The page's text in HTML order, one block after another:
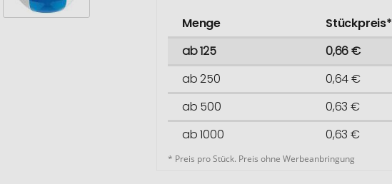
Menge
Stückpreis*
ab 125
0,66 €
ab 250
0,64 €
ab 500
0,63 €
ab 1000
0,63 €
* Preis pro Stück. Preis ohne Werbeanbringung